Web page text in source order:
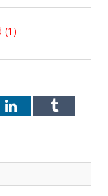
(1)
LinkedInTumblr